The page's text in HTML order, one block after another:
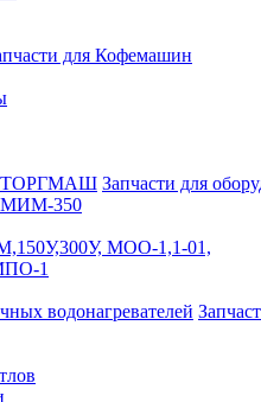
для Кофемашин
Запчасти для
350
МОО-1,1-01,
1